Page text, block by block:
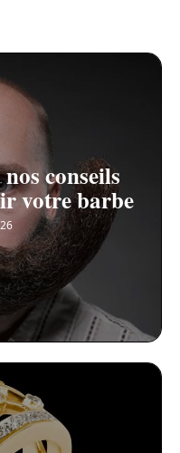
conseils
votre barbe